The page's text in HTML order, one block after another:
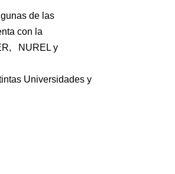
de las
con la
NUREL y
Universidades y